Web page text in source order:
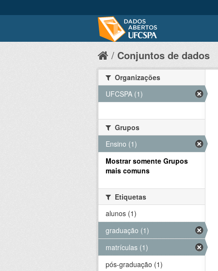
Conjuntos de dados
Organizações
UFCSPA (1)
Grupos
Ensino (1)
Mostrar somente Grupos
mais comuns
Etiquetas
alunos (1)
graduação (1)
matrículas (1)
pós-graduação (1)